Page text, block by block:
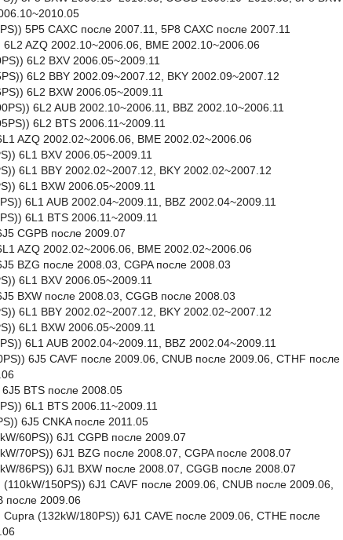
5P5 CAXC после 2007.11, 5P8 CAXC после 2007.11
AZQ 2002.10~2006.06, BME 2002.10~2006.06
6L2 BXV 2006.05~2009.11
6L2 BBY 2002.09~2007.12, BKY 2002.09~2007.12
6L2 BXW 2006.05~2009.11
6L2 AUB 2002.10~2006.11, BBZ 2002.10~2006.11
6L2 BTS 2006.11~2009.11
AZQ 2002.02~2006.06, BME 2002.02~2006.06
6L1 BXV 2006.05~2009.11
6L1 BBY 2002.02~2007.12, BKY 2002.02~2007.12
6L1 BXW 2006.05~2009.11
6L1 AUB 2002.04~2009.11, BBZ 2002.04~2009.11
6L1 BTS 2006.11~2009.11
CGPB после 2009.07
AZQ 2002.02~2006.06, BME 2002.02~2006.06
BZG после 2008.03, CGPA после 2008.03
6L1 BXV 2006.05~2009.11
BXW после 2008.03, CGGB после 2008.03
6L1 BBY 2002.02~2007.12, BKY 2002.02~2007.12
6L1 BXW 2006.05~2009.11
6L1 AUB 2002.04~2009.11, BBZ 2002.04~2009.11
6J5 CAVF после 2009.06, CNUB после 2009.06, CTHF после
BTS после 2008.05
6L1 BTS 2006.11~2009.11
6J5 CNKA после 2011.05
60PS)) 6J1 CGPB после 2009.07
70PS)) 6J1 BZG после 2008.07, CGPA после 2008.07
86PS)) 6J1 BXW после 2008.07, CGGB после 2008.07
150PS)) 6J1 CAVF после 2009.06, CNUB после 2009.06,
после 2009.06
(132kW/180PS)) 6J1 CAVE после 2009.06, CTHE после